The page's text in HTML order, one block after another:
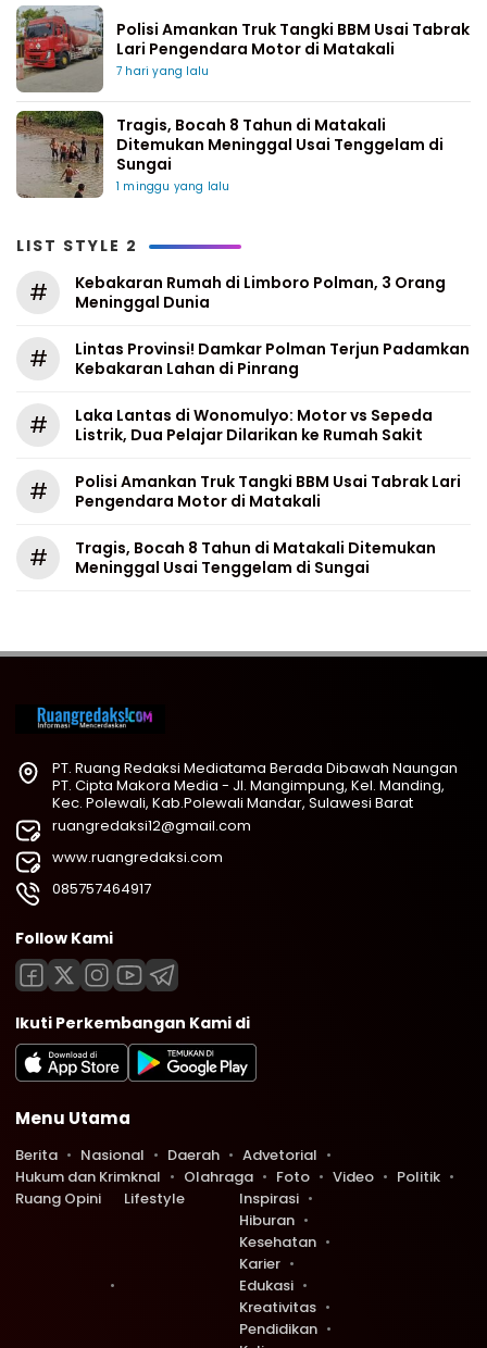
Polisi Amankan Truk Tangki BBM Usai Tabrak
Lari Pengendara Motor di Matakali
7 hari yang lalu
Tragis, Bocah 8 Tahun di Matakali
Ditemukan Meninggal Usai Tenggelam di
Sungai
1 minggu yang lalu
LIST STYLE 2
#
Kebakaran Rumah di Limboro Polman, 3 Orang
Meninggal Dunia
#
Lintas Provinsi! Damkar Polman Terjun Padamkan
Kebakaran Lahan di Pinrang
#
Laka Lantas di Wonomulyo: Motor vs Sepeda
Listrik, Dua Pelajar Dilarikan ke Rumah Sakit
#
Polisi Amankan Truk Tangki BBM Usai Tabrak Lari
Pengendara Motor di Matakali
#
Tragis, Bocah 8 Tahun di Matakali Ditemukan
Meninggal Usai Tenggelam di Sungai
PT. Ruang Redaksi Mediatama Berada Dibawah Naungan
PT. Cipta Makora Media - Jl. Mangimpung, Kel. Manding,
Kec. Polewali, Kab.Polewali Mandar, Sulawesi Barat
ruangredaksi12@gmail.com
www.ruangredaksi.com
085757464917
Follow Kami
Ikuti Perkembangan Kami di
Menu Utama
Berita Nasional Daerah
Advetorial
Hukum dan Krimknal
Olahraga Foto Video
Politik
Ruang Opini
Lifestyle
Inspirasi
Hiburan
Kesehatan
Karier
Edukasi
Kreativitas
Pendidikan